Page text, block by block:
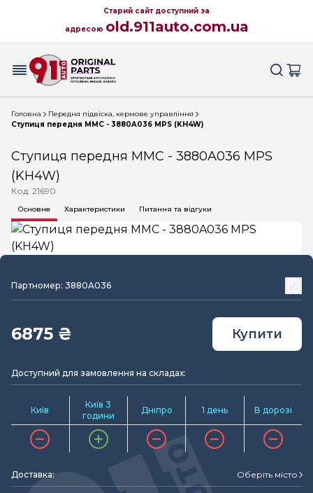
Старий сайт доступний за
адресою old.911auto.com.ua
Головна
Передня підвіска, кермове управління
Ступиця передня MMC - 3880A036 MPS (KH4W)
Ступиця передня MMC - 3880A036 MPS
(KH4W)
Код: 21690
Основне Характеристики Питання та відгуки
Партномер: 3880A036
6875 ₴ Купити
Доступний для замовлення на складах:
Київ
Київ 3
години
Дніпро 1 день В дорозі
Доставка: Оберіть місто